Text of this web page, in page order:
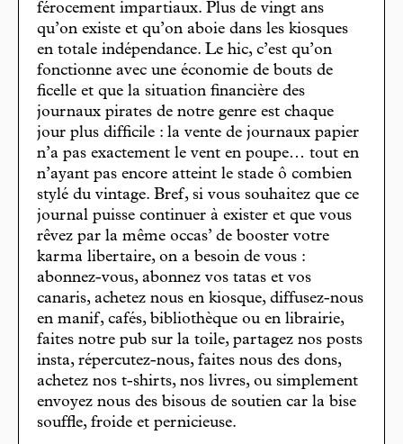
férocement impartiaux. Plus de vingt ans
qu’on existe et qu’on aboie dans les kiosques
en totale indépendance. Le hic, c’est qu’on
fonctionne avec une économie de bouts de
ficelle et que la situation financière des
journaux pirates de notre genre est chaque
jour plus difficile : la vente de journaux papier
n’a pas exactement le vent en poupe… tout en
n’ayant pas encore atteint le stade ô combien
stylé du vintage. Bref, si vous souhaitez que ce
journal puisse continuer à exister et que vous
rêvez par la même occas’ de booster votre
karma libertaire, on a besoin de vous :
abonnez-vous, abonnez vos tatas et vos
canaris, achetez nous en kiosque, diffusez-nous
en manif, cafés, bibliothèque ou en librairie,
faites notre pub sur la toile, partagez nos posts
insta, répercutez-nous, faites nous des dons,
achetez nos t-shirts, nos livres, ou simplement
envoyez nous des bisous de soutien car la bise
souffle, froide et pernicieuse.